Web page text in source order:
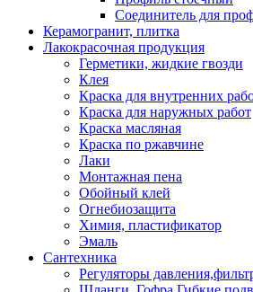
Соединитель для
Керамогранит, плитка
Лакокрасочная продукция
Герметики, жидкие гвозди
Клея
Краска для внутренних
Краска для наружных работ
Краска масляная
Краска по ржавчине
Лаки
Монтажная пена
Обойный клей
Огнебиозащита
Химия, пластификатор
Эмаль
Сантехника
Регуляторы